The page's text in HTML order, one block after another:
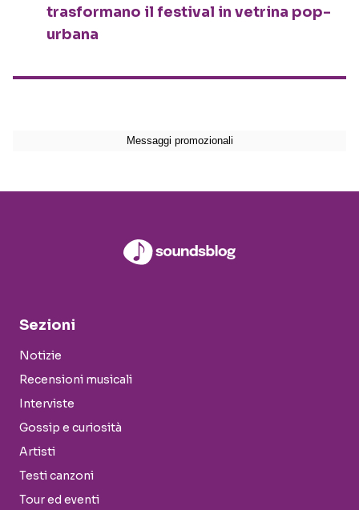
trasformano il festival in vetrina pop-
urbana
Sezioni
Notizie
Recensioni musicali
Interviste
Gossip e curiosità
Artisti
Testi canzoni
Tour ed eventi